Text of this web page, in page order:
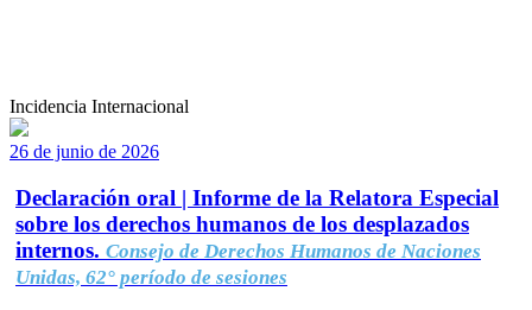
Incidencia Internacional
26 de junio de 2026
Declaración oral | Informe de la Relatora Especial
sobre los derechos humanos de los desplazados
internos. Consejo de Derechos Humanos de Naciones
Unidas, 62° período de sesiones